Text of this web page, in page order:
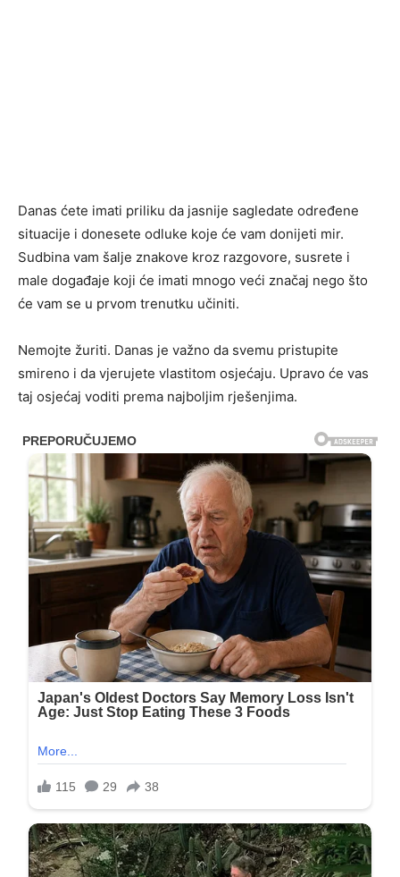
Danas ćete imati priliku da jasnije sagledate određene
situacije i donesete odluke koje će vam donijeti mir.
Sudbina vam šalje znakove kroz razgovore, susrete i
male događaje koji će imati mnogo veći značaj nego što
će vam se u prvom trenutku učiniti.
Nemojte žuriti. Danas je važno da svemu pristupite
smireno i da vjerujete vlastitom osjećaju. Upravo će vas
taj osjećaj voditi prema najboljim rješenjima.